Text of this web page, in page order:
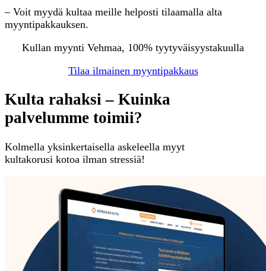
– Voit myydä kultaa meille helposti tilaamalla alta
myyntipakkauksen.
Kullan myynti Vehmaa, 100% tyytyväisyystakuulla
Tilaa ilmainen myyntipakkaus
Kulta rahaksi – Kuinka
palvelumme toimii?
Kolmella yksinkertaisella askeleella myyt
kultakorusi kotoa ilman stressiä!